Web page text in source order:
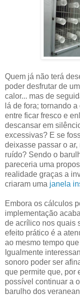
Quem já não terá
poder desfrutar de
calor... mas de
lá de fora; tornando
entre ficar fresco e
descansar em
excessivas? E se
deixasse passar o
ruído? Sendo o
pareceria uma
realidade graças a
criaram uma janela
Embora os cálculos
implementação
de acrílico nos quais
efeito prático é a
ao mesmo tempo
Igualmente
sonoro poder ser
que permite que, por
possível continuar a
barulho dos